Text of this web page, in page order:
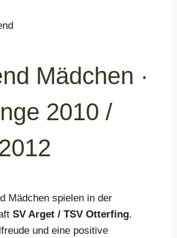
Mädchen ·
2010 /
Mädchen spielen in der
SV Arget / TSV Otterfing.
und eine positive